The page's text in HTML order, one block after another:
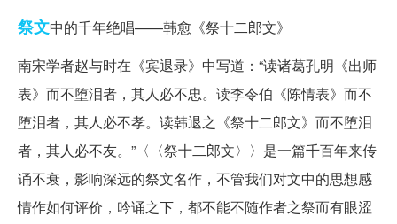
祭文中的千年绝唱——韩愈《祭十二郎文》
南宋学者赵与时在《宾退录》中写道：“读诸葛孔明《出师
表》而不堕泪者，其人必不忠。读李令伯《陈情表》而不
堕泪者，其人必不孝。读韩退之《祭十二郎文》而不堕泪
者，其人必不友。”〈〈祭十二郎文〉〉是一篇千百年来传
诵不衰，影响深远的祭文名作，不管我们对文中的思想感
情作如何评价，吟诵之下，都不能不随作者之祭而有眼涩